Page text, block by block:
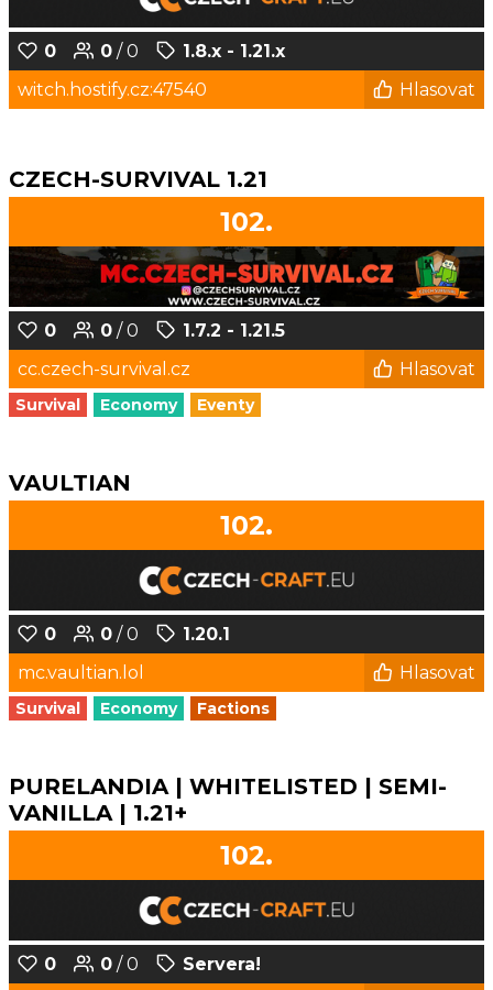
0 0 / 0
1.8.x - 1.21.x
witch.hostify.cz:47540
Hlasovat
CZECH-SURVIVAL 1.21
102.
0 0 / 0
1.7.2 - 1.21.5
cc.czech-survival.cz
Hlasovat
Survival Economy Eventy
VAULTIAN
102.
0 0 / 0
1.20.1
mc.vaultian.lol
Hlasovat
Survival Economy Factions
PURELANDIA | WHITELISTED | SEMI-
VANILLA | 1.21+
102.
0 0 / 0
Servera!